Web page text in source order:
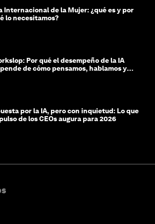
Internacional de la Mujer: ¿qué es y por
lo necesitamos?
Por qué el desempeño de la IA
de cómo pensamos, hablamos y
por la IA, pero con inquietud: Lo que
de los CEOs augura para 2026